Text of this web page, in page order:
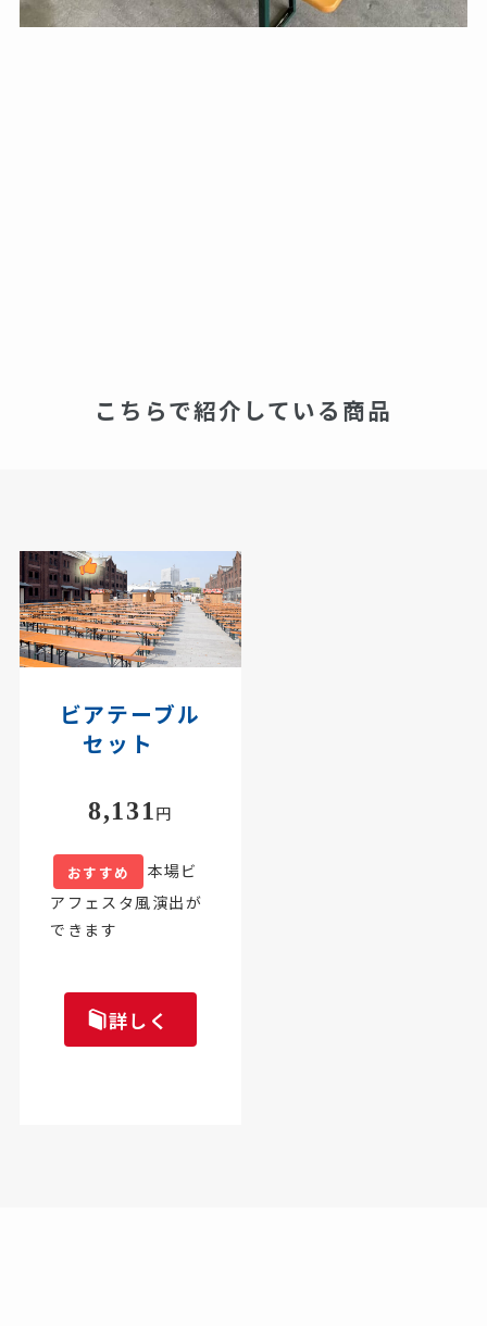
こちらで紹介している商品
ビアテーブル
セット
8,131円
おすすめ
本場ビ
アフェスタ風演出が
できます
詳しく